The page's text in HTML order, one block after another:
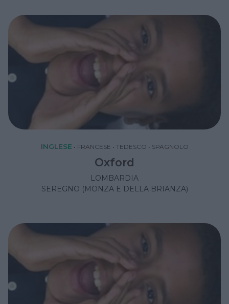
INGLESE • FRANCESE • TEDESCO • SPAGNOLO
Oxford
LOMBARDIA
SEREGNO (MONZA E DELLA BRIANZA)